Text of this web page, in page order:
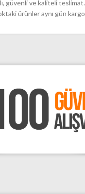
güvenli ve kaliteli teslimat.
ürünler aynı gün kargo